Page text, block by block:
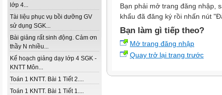
lớp 4...
Tài liệu phục vụ bồi dưỡng GV
sử dụng SGK...
Bài giảng rất sinh động. Cảm ơn
thầy N nhiều...
Kế hoạch giảng dạy lớp 4 SGK -
KNTT Môn...
Toán 1 KNTT. Bài 1 Tiết 2....
Toán 1 KNTT. Bài 1 Tiết 1....
Bạn phải mở trang đăng nhập,
khẩu đã đăng ký rồi nhấn nút
Bạn làm gì tiếp theo?
Mở trang đăng nhập
Quay trở lại trang trước